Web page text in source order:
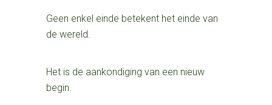
Geen enkel einde betekent het einde van
de wereld.
Het is de aankondiging van een nieuw
begin.